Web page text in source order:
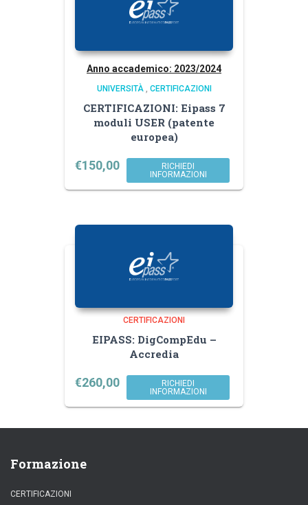
Anno accademico: 2023/2024
UNIVERSITÀ, CERTIFICAZIONI
CERTIFICAZIONI: Eipass 7
moduli USER (patente
europea)
€150,00
RICHIEDI
INFORMAZIONI
CERTIFICAZIONI
EIPASS: DigCompEdu –
Accredia
€260,00
RICHIEDI
INFORMAZIONI
Formazione
CERTIFICAZIONI